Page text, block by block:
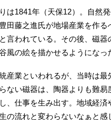
は1841年（天保12）。自然
田藤之進氏が地場産業を作
言われている。その後、磁
風の絵を描かせるようになっ
産業といわれるが、当時は最
ない磁器は、陶器よりも難易
、仕事を生み出す。地域経
の流れと変わらないなぁと